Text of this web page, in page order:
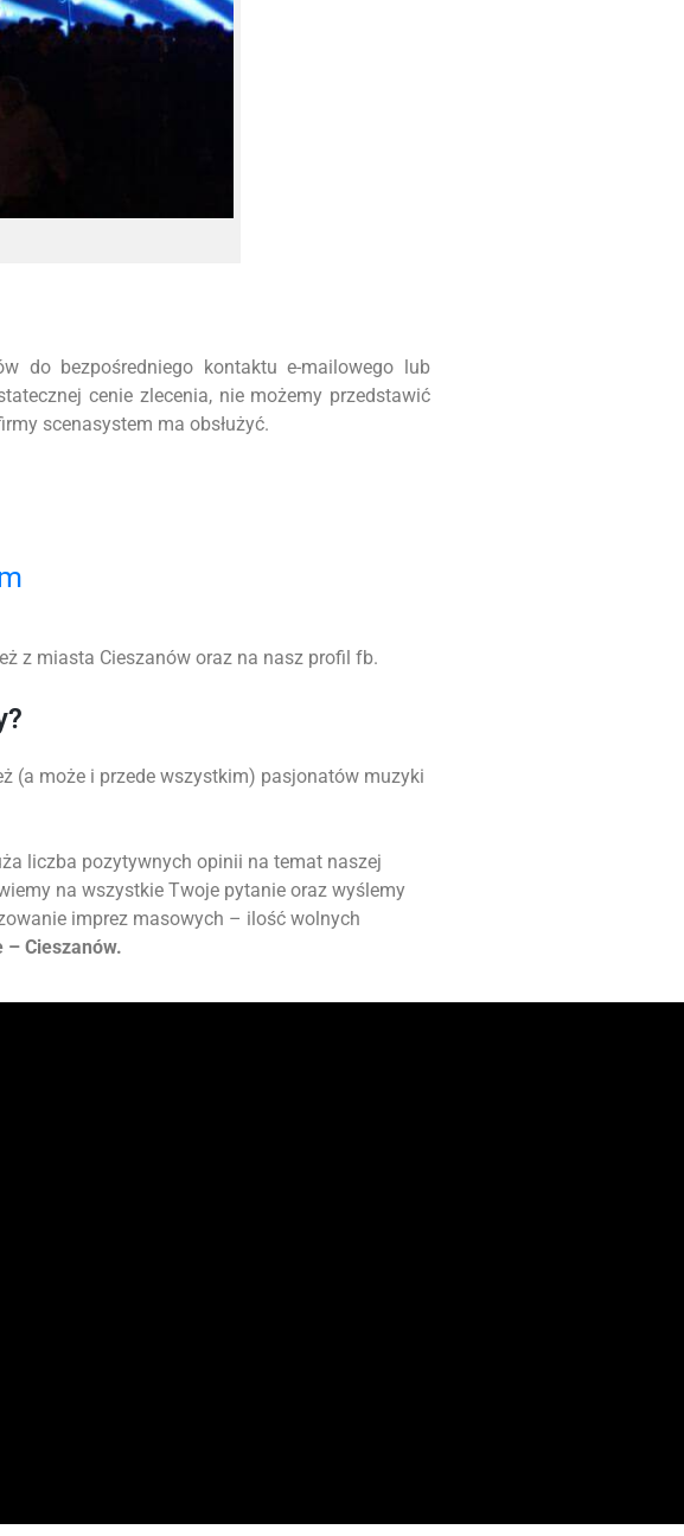
do bezpośredniego kontaktu e-mailowego lub
cenie zlecenia, nie możemy przedstawić
scenasystem ma obsłużyć.
z miasta Cieszanów oraz na nasz profil fb.
(a może i przede wszystkim) pasjonatów muzyki
liczba pozytywnych opinii na temat naszej
na wszystkie Twoje pytanie oraz wyślemy
imprez masowych – ilość wolnych
Cieszanów.